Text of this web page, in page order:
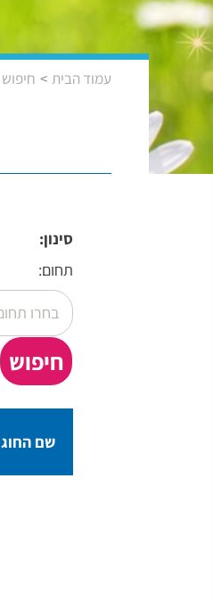
עמוד הבית חיפוש
סינון:
תחום:
שם החוג